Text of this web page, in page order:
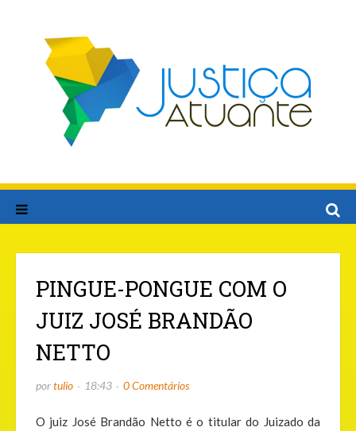
PINGUE-PONGUE COM O
JUIZ JOSÉ BRANDÃO
NETTO
portulio 18:43 0 Comentários
O juiz José Brandão Netto é o titular do Juizado da